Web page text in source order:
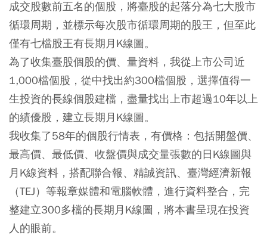
成交股數前五名的個股，將臺股的起落分為七大股市
循環周期，並標示每次股市循環周期的股王，但至此
僅有七檔股王有長期月K線圖。
為了收集臺股個股的價、量資料，我從上市公司近
1,000檔個股，從中找出約300檔個股，選擇值得一
生投資的長線個股建檔，盡量找出上市超過10年以上
的績優股，建立長期月K線圖。
我收集了58年的個股行情表，有價格：包括開盤價、
最高價、最低價、收盤價與成交量張數的日K線圖與
月K線資料，搭配聯合報、精誠資訊、臺灣經濟新報
（TEJ）等報章媒體和電腦軟體，進行資料整合，完
整建立300多檔的長期月K線圖，將本書呈現在投資
人的眼前。